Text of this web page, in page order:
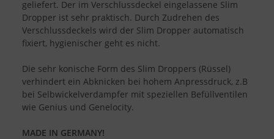
geliefert. Der im Verschlussdeckel eingelassene Slim
Dropper ist sehr praktisch. Durch Zudrehen des
Verschlussdeckels wird der Slim Dropper automatisch
fixiert, hygienischer geht es nicht.
Die sehr konische Form des Slim Droppers (Rüssel)
verhindert ein Abknicken bei hohem Anpressdruck, z.B
bei Selbwickelverdampfer mit speziellen Befüllventilen
wie Genius und Genelocity.
MADE IN GERMANY!